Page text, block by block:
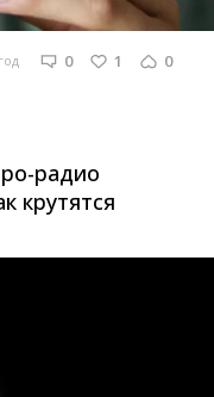
0 1 0
радио
крутятся